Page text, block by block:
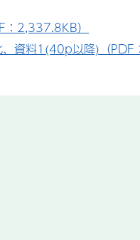
2,337.8KB）
資料1(40p以降)（PDF